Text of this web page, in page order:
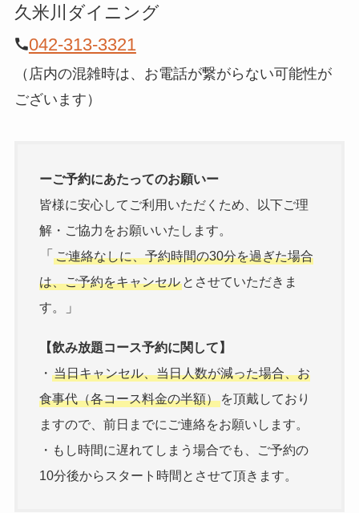
久米川ダイニング
042-313-3321
（店内の混雑時は、お電話が繋がらない可能性が
ございます）
ーご予約にあたってのお願いー
皆様に安心してご利用いただくため、以下ご理
解・ご協力をお願いいたします。
「 ご連絡なしに、予約時間の30分を過ぎた場合
は、ご予約をキャンセルとさせていただきま
す。
」
【飲み放題コース予約に関して】
・ 当日キャンセル、当日人数が減った場合、お
食事代（各コース料金の半額）を頂戴しており
ますので、前日までにご連絡をお願いします。
・もし時間に遅れてしまう場合でも、ご予約の
10分後からスタート時間とさせて頂きます。